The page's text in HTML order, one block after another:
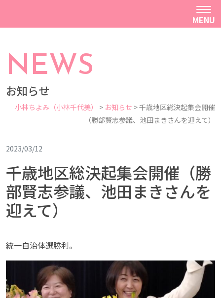
MENU
NEWS
お知らせ
小林ちよみ（小林千代美） > お知らせ >千歳地区総決起集会開催
（勝部賢志参議、池田まきさんを迎えて）
2023/03/12
千歳地区総決起集会開催（勝
部賢志参議、池田まきさんを
迎えて）
統一自治体選勝利。